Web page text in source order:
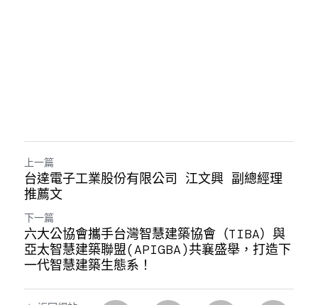
上一篇
台達電子工業股份有限公司 江文興 副總經理
推薦文
下一篇
六大公協會攜手台灣智慧建築協會（TIBA）與
亞太智慧建築聯盟(APIGBA)共襄盛舉，打造下
一代智慧建築生態系！